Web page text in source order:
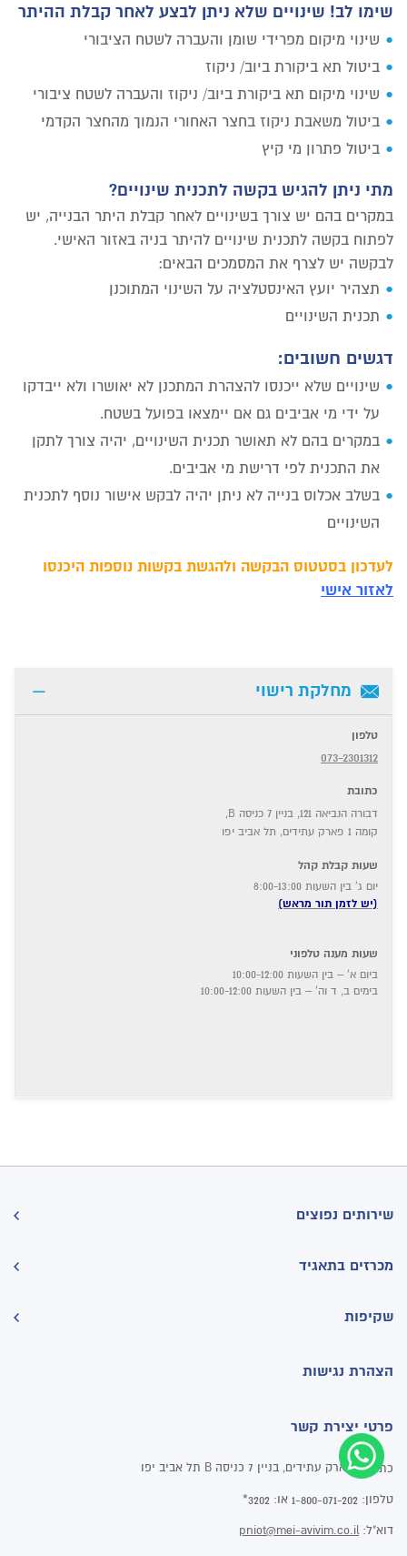
שימו לב! שינויים שלא ניתן לבצע לאחר קבלת ההיתר
שינוי מיקום מפרידי שומן והעברה לשטח הציבורי
ביטול תא ביקורת ביוב/ ניקוז
שינוי מיקום תא ביקורת ביוב/ ניקוז והעברה לשטח ציבורי
ביטול משאבת ניקוז בחצר האחורי הנמוך מהחצר הקדמי
ביטול פתרון מי קיץ
מתי ניתן להגיש בקשה לתכנית שינויים?
במקרים בהם יש צורך בשינויים לאחר קבלת היתר הבנייה, יש
לפתוח בקשה לתכנית שינויים להיתר בניה באזור האישי.
לבקשה יש לצרף את המסמכים הבאים:
תצהיר יועץ האינסטלציה על השינוי המתוכנן
תכנית השינויים
דגשים חשובים:
שינויים שלא ייכנסו להצהרת המתכנן לא יאושרו ולא ייבדקו
על ידי מי אביבים גם אם יימצאו בפועל בשטח.
במקרים בהם לא תאושר תכנית השינויים, יהיה צורך לתקן
את התכנית לפי דרישת מי אביבים.
בשלב אכלוס בנייה לא ניתן יהיה לבקש אישור נוסף לתכנית
השינויים
לעדכון בסטטוס הבקשה ולהגשת בקשות נוספות היכנסו
לאזור אישי
מחלקת רישוי
טלפון
073-2301312
כתובת
דבורה הנביאה 121, בניין 7 כניסה B,
קומה 1 פארק עתידים, תל אביב יפו
שעות קבלת קהל
יום ג' בין השעות 8:00-13:00
(יש לזמן תור מראש)
שעות מענה טלפוני
ביום א' – בין השעות 10:00-12:00
בימים ב, ד וה' – בין השעות 10:00-12:00
שירותים נפוצים
מכרזים בתאגיד
שקיפות
הצהרת נגישות
פרטי יצירת קשר
כתובת: פארק עתידים, בניין 7 כניסה B תל אביב יפו
טלפון: 1-800-071-202 או: 3202*
דוא"ל: pniot@mei-avivim.co.il